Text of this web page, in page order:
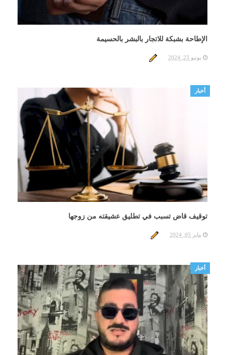
الإطاحة بشبكة للاتجار بالبشر بالحسيمة
يونيو 23, 2024
توقيف قاض تسبب في تطليق عشيقته من زوجها
أخبار
يناير 05, 2024
أخبار